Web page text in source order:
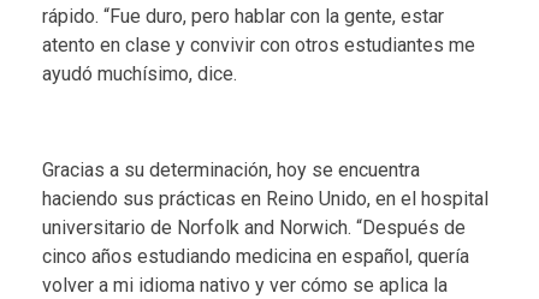
rápido. “Fue duro, pero hablar con la gente, estar
atento en clase y convivir con otros estudiantes me
ayudó muchísimo, dice.
Gracias a su determinación, hoy se encuentra
haciendo sus prácticas en Reino Unido, en el hospital
universitario de Norfolk and Norwich. “Después de
cinco años estudiando medicina en español, quería
volver a mi idioma nativo y ver cómo se aplica la